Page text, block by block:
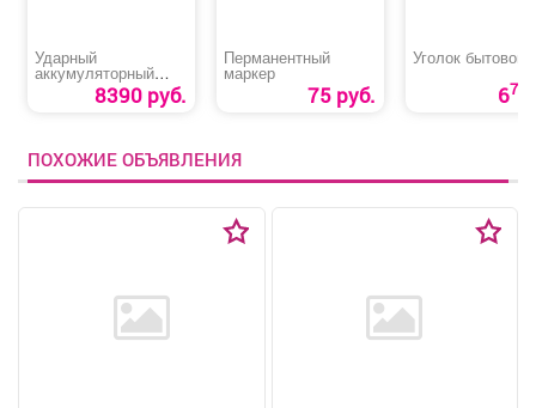
Ударный
аккумуляторный
гайковерт «MTX
CIWU-BL-20-600»
8390 руб.
Перманентный
маркер
75 руб.
Уголок бытовой
670
ПОХОЖИЕ ОБЪЯВЛЕНИЯ